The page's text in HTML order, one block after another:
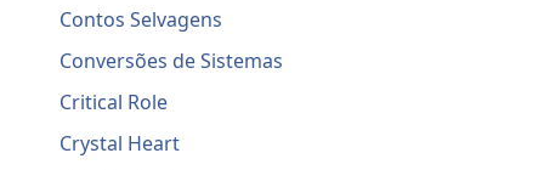
Contos Selvagens
Conversões de Sistemas
Critical Role
Crystal Heart